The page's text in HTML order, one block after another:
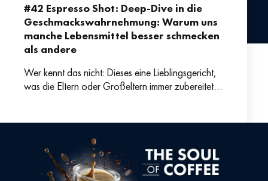
#42 Espresso Shot: Deep-Dive in die
Geschmackswahrnehmung: Warum uns
manche Lebensmittel besser schmecken
als andere
Wer kennt das nicht: Dieses eine Lieblingsgericht,
was die Eltern oder Großeltern immer zubereitet